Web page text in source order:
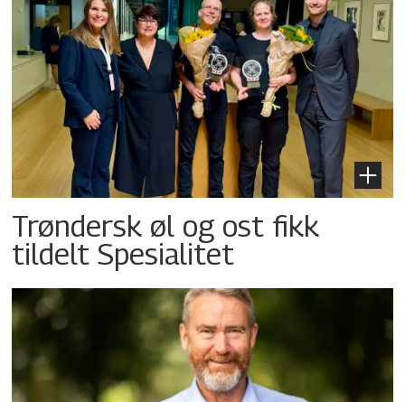
Trøndersk øl og ost fikk
tildelt Spesialitet